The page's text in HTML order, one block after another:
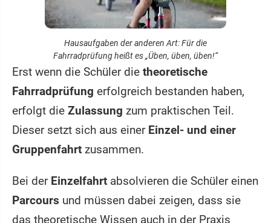
Hausaufgaben der anderen Art: Für die
Fahrradprüfung heißt es „Üben, üben, üben!“
Erst wenn die Schüler die theoretische
Fahrradprüfung erfolgreich bestanden haben,
erfolgt die Zulassung zum praktischen Teil.
Dieser setzt sich aus einer Einzel- und einer
Gruppenfahrt zusammen.
Bei der Einzelfahrt absolvieren die Schüler einen
Parcours und müssen dabei zeigen, dass sie
das theoretische Wissen auch in der Praxis